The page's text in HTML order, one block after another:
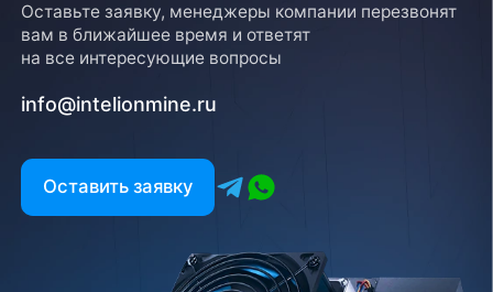
Для того, чтобы оформить возврат товара, клиенту
необходимо связаться с менеджером, который
в соответствии с регламентом Компании после
Есть вопрос?
Заполните форму и мы свяжемся с вами в
Заказать звонок
Оставьте заявку, менеджеры компании перезвонят
вам в ближайшее время и ответят
на все интересующие вопросы
info@intelionmine.ru
Оставить заявку